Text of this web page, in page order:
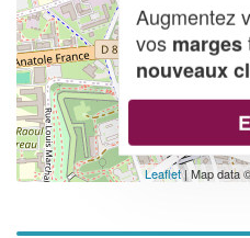
Leaflet| Map data
Augmentez
vos marges
nouveaux